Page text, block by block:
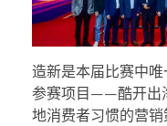
造新是本届比赛中
参赛项目——酷开出
地消费者习惯的营